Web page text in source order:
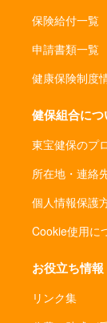
保険給付一覧
申請書類一覧
健康保険制度
健保組合につ
東宝健保のプ
所在地・連絡
個人情報保護
Cookie使用に
お役立ち情報
リンク集